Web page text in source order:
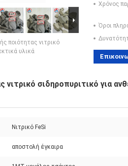
ποιότητας νιτρικό
υλικά
Χρόνος
Όροι
σιδηροπυριτικό για
Νιτρικό FeSi
αποστολή έγκαιρα